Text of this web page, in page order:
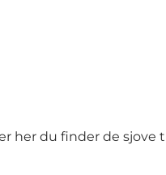
her du finder de sjove